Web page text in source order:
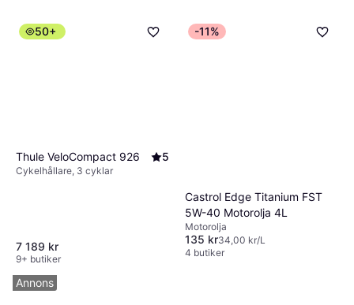
50+
Thule VeloCompact 926 5
Cykelhållare, 3 cyklar
7 189 kr
9+ butiker
-11%
Castrol Edge Titanium FST
5W-40 Motorolja 4L
Motorolja
135 kr34,00 kr/L
4 butiker
Annons